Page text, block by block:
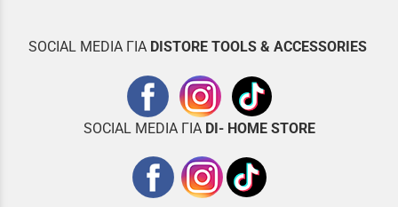
SOCIAL MEDIA ΓΙΑ DISTORE TOOLS & ACCESSORIES
SOCIAL MEDIA ΓΙΑ DI- HOME STORE